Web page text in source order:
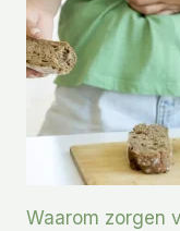
Waarom zorgen